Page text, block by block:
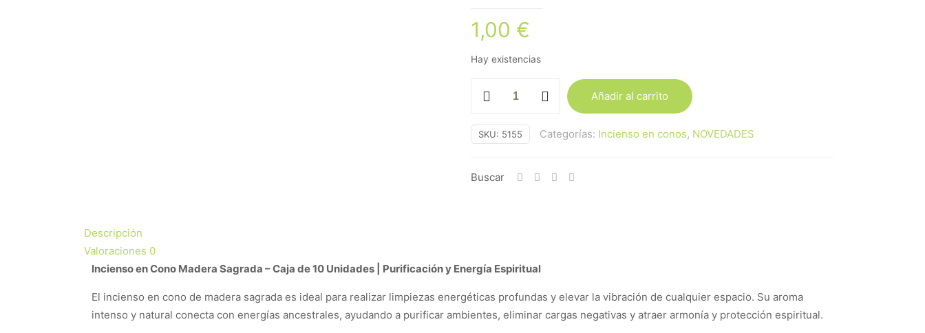
1,00 €
Hay existencias
Conos
Hem
Unidades
Añadir al carrito
SKU: 5155 Categorías: Incienso en conos, NOVEDADES
Buscar
Descripción
Valoraciones 0
Incienso en Cono Madera Sagrada – Caja de 10 Unidades | Purificación y Energía Espiritual
El incienso en cono de madera sagrada es ideal para realizar limpiezas energéticas profundas y elevar la vibración de cualquier espacio. Su aroma
intenso y natural conecta con energías ancestrales, ayudando a purificar ambientes, eliminar cargas negativas y atraer armonía y protección espiritual.